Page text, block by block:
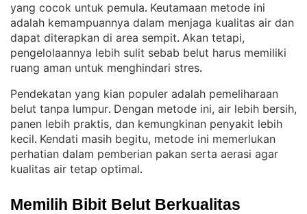
yang cocok untuk pemula. Keutamaan metode ini
adalah kemampuannya dalam menjaga kualitas air dan
dapat diterapkan di area sempit. Akan tetapi,
pengelolaannya lebih sulit sebab belut harus memiliki
ruang aman untuk menghindari stres.
Pendekatan yang kian populer adalah pemeliharaan
belut tanpa lumpur. Dengan metode ini, air lebih bersih,
panen lebih praktis, dan kemungkinan penyakit lebih
kecil. Kendati masih begitu, metode ini memerlukan
perhatian dalam pemberian pakan serta aerasi agar
kualitas air tetap optimal.
Memilih Bibit Belut Berkualitas